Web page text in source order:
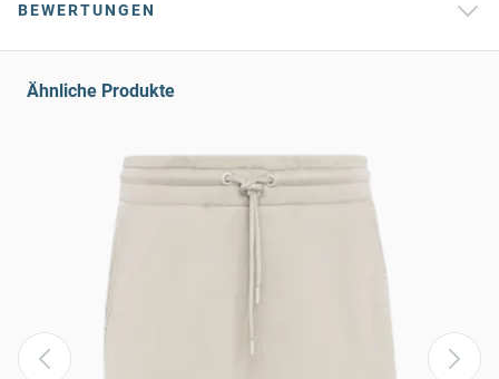
BEWERTUNGEN
Ähnliche Produkte